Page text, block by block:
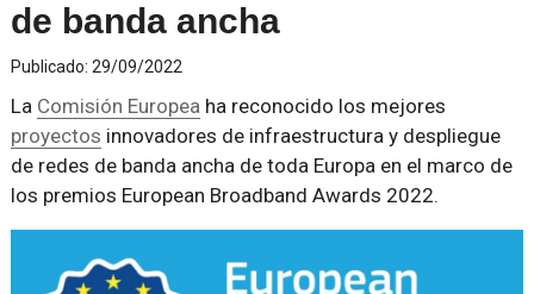
de banda ancha
Publicado: 29/09/2022
La Comisión Europeaha reconocido los mejores
proyectos innovadores de infraestructura y despliegue
de redes de banda ancha de toda Europa en el marco de
los premios European Broadband Awards 2022.